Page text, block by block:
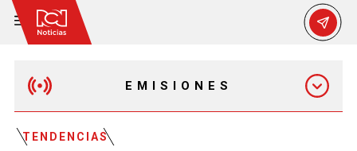
EMISIONES
MAÑANA EXPRESS
TENDENCIAS